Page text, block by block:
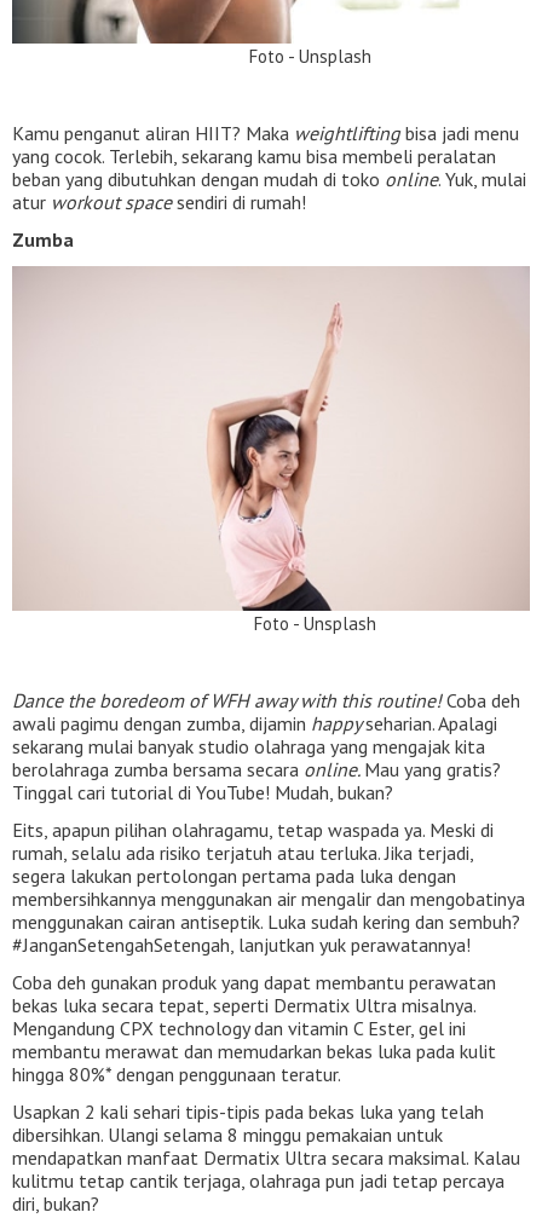
Foto - Unsplash
Kamu penganut aliran HIIT? Maka weightliftingbisa jadi menu
yang cocok. Terlebih, sekarang kamu bisa membeli peralatan
beban yang dibutuhkan dengan mudah di toko online. Yuk, mulai
atur workout spacesendiri di rumah!
Zumba
Foto - Unsplash
Dance the boredeom of WFH away with this routine!Coba deh
awali pagimu dengan zumba, dijamin happyseharian. Apalagi
sekarang mulai banyak studio olahraga yang mengajak kita
berolahraga zumba bersama secara online. Mau yang gratis?
Tinggal cari tutorial di YouTube! Mudah, bukan?
Eits, apapun pilihan olahragamu, tetap waspada ya. Meski di
rumah, selalu ada risiko terjatuh atau terluka. Jika terjadi,
segera lakukan pertolongan pertama pada luka dengan
membersihkannya menggunakan air mengalir dan mengobatinya
menggunakan cairan antiseptik. Luka sudah kering dan sembuh?
#JanganSetengahSetengah, lanjutkan yuk perawatannya!
Coba deh gunakan produk yang dapat membantu perawatan
bekas luka secara tepat, seperti Dermatix Ultra misalnya.
Mengandung CPX technology dan vitamin C Ester, gel ini
membantu merawat dan memudarkan bekas luka pada kulit
hingga 80%* dengan penggunaan teratur.
Usapkan 2 kali sehari tipis-tipis pada bekas luka yang telah
dibersihkan. Ulangi selama 8 minggu pemakaian untuk
mendapatkan manfaat Dermatix Ultra secara maksimal. Kalau
kulitmu tetap cantik terjaga, olahraga pun jadi tetap percaya
diri, bukan?